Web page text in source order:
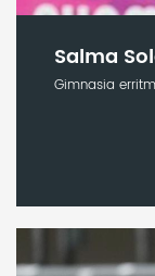
Salma
Gimnasia